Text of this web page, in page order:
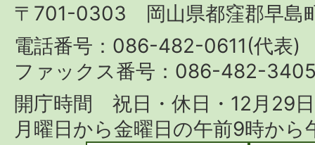
Hayashima
Town
〒701-0303 岡山県都窪郡早島
電話番号：086-482-0611(代表)
ファックス番号：086-482-
開庁時間 祝日・休日・12月29
月曜日から金曜日の午前9時か